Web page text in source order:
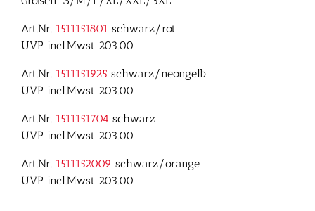
Art.Nr. 1511151801 schwarz/rot
UVP incl.Mwst 203.00
Art.Nr. 1511151925 schwarz/neongelb
UVP incl.Mwst 203.00
Art.Nr. 1511151704 schwarz
UVP incl.Mwst 203.00
Art.Nr. 1511152009 schwarz/orange
UVP incl.Mwst 203.00